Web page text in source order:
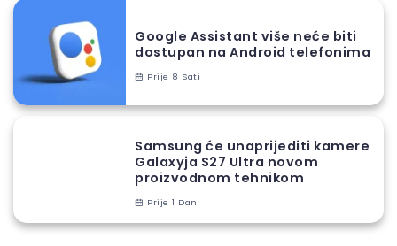
Google Assistant više neće biti
dostupan na Android telefonima
Prije 8 Sati
Samsung će unaprijediti kamere
Galaxyja S27 Ultra novom
proizvodnom tehnikom
Prije 1 Dan